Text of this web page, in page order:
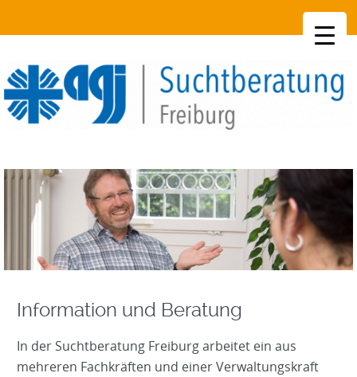
TO
CONTENT
Information und Beratung
In der Suchtberatung Freiburg arbeitet ein aus
mehreren Fachkräften und einer Verwaltungskraft